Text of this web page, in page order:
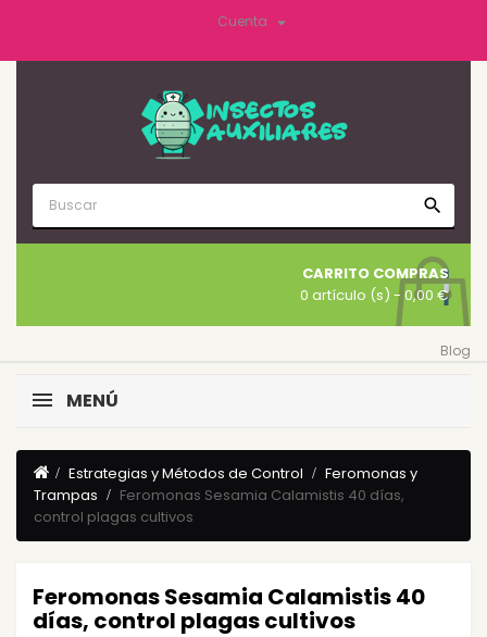
Cuenta 
search
CARRITO COMPRAS
0 artículo (s) - 0,00 €
Blog
MENÚ
Estrategias y Métodos de Control
Feromonas y
Trampas
Feromonas Sesamia Calamistis 40 días,
control plagas cultivos
Feromonas Sesamia Calamistis 40
días, control plagas cultivos